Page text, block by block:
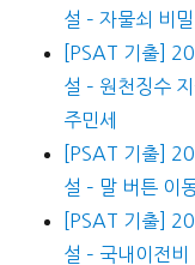
설 – 자물쇠 비
[PSAT 기출]
설 – 원천징수
주민세
[PSAT 기출]
설 – 말 버튼 이
[PSAT 기출]
설 – 국내이전